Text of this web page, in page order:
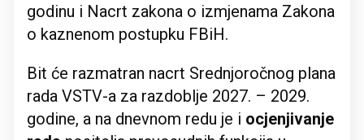
godinu i Nacrt zakona o izmjenama Zakona
o kaznenom postupku FBiH.
Bit će razmatran nacrt Srednjoročnog plana
rada VSTV-a za razdoblje 2027. – 2029.
godine, a na dnevnom redu je i ocjenjivanje